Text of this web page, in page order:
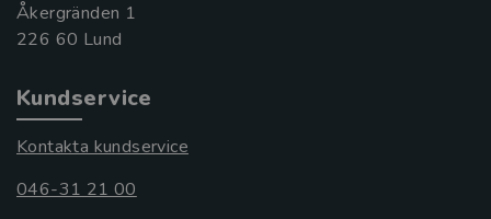
Åkergränden 1
Kundservice
Kontakta kundservice
046-31 21 00